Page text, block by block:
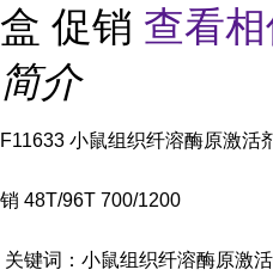
盒 促销 查看
简介
F11633 小鼠组织纤溶酶原激活
销 48T/96T 700/1200
关键词：小鼠组织纤溶酶原激